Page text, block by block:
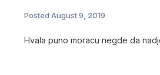
Posted August 9, 2019
Hvala puno moracu negde da